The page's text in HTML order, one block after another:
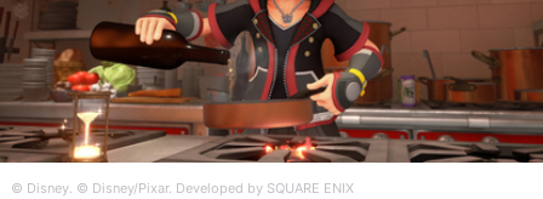
© Disney. © Disney/Pixar. Developed by SQUARE ENIX